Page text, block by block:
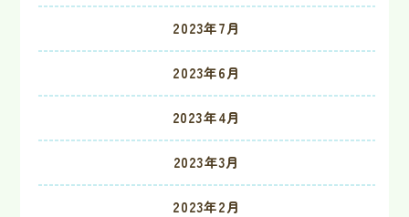
2023年7月
2023年6月
2023年4月
2023年3月
2023年2月